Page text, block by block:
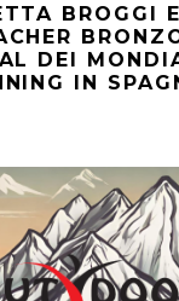
BROGGI
DEI
IN